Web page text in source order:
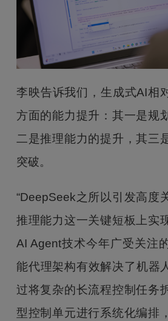
李映告诉我们，生成式AI相
方面的能力提升：其一是规
二是推理能力的提升，其三
突破。
“DeepSeek之所以引发高度
推理能力这一关键短板上实
AI Agent技术今年广受关注
能代理架构有效解决了机
过将复杂的长流程控制任务
型控制单元进行系统化编排